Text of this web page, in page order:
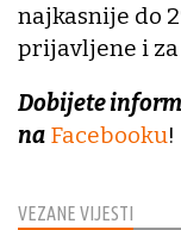
VEZANE VIJESTI
najkasnije do
prijavljene i
Dobijete
na Facebooku!